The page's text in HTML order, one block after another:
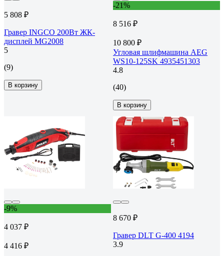
5 808 ₽
Гравер INGCO 200Вт ЖК-
дисплей MG2008
5
(9)
В корзину
-21%
8 516 ₽
10 800 ₽
Угловая шлифмашина AEG
WS10-125SK 4935451303
4.8
(40)
В корзину
-9%
4 037 ₽
4 416 ₽
8 670 ₽
Гравер DLT G-400 4194
3.9